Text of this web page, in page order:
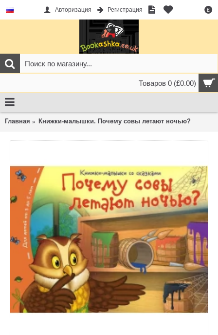
£
Авторизация Регистрация
Товаров 0 (£0.00)
Главная Книжки-малышки. Почему совы летают ночью?